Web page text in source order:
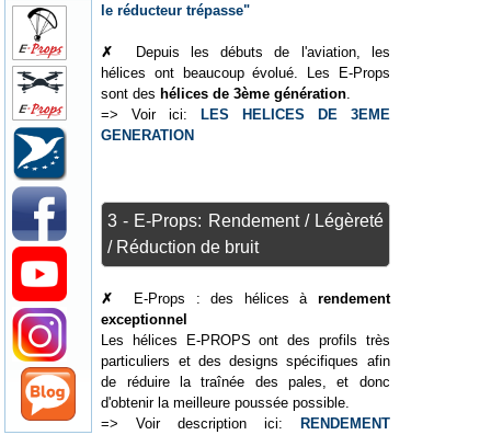
le réducteur trépasse"
✗
Depuis les débuts de l'aviation, les
hélices ont beaucoup évolué. Les E-Props
sont des hélices de 3ème génération.
=> Voir ici:
LES HELICES DE 3EME
GENERATION
3 - E-Props: Rendement / Légèreté
/ Réduction de bruit
✗ E-Props : des hélices à rendement
exceptionnel
Les hélices E-PROPS ont des profils très
particuliers et des designs spécifiques afin
de réduire la traînée des pales, et donc
d'obtenir la meilleure poussée possible.
=> Voir description ici:
RENDEMENT